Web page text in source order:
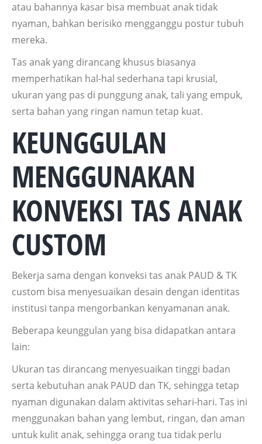
atau bahannya kasar bisa membuat anak tidak
nyaman, bahkan berisiko mengganggu postur tubuh
mereka.
Tas anak yang dirancang khusus biasanya
memperhatikan hal-hal sederhana tapi krusial,
ukuran yang pas di punggung anak, tali yang empuk,
serta bahan yang ringan namun tetap kuat.
KEUNGGULAN
MENGGUNAKAN
KONVEKSI TAS ANAK
CUSTOM
Bekerja sama dengan konveksi tas anak PAUD & TK
custom bisa menyesuaikan desain dengan identitas
institusi tanpa mengorbankan kenyamanan anak.
Beberapa keunggulan yang bisa didapatkan antara
lain:
Ukuran tas dirancang menyesuaikan tinggi badan
serta kebutuhan anak PAUD dan TK, sehingga tetap
nyaman digunakan dalam aktivitas sehari-hari. Tas ini
menggunakan bahan yang lembut, ringan, dan aman
untuk kulit anak, sehingga orang tua tidak perlu